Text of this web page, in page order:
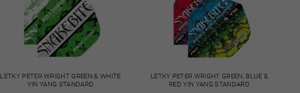
LETKY PETER WRIGHT GREEN & WHITE
YIN YANG STANDARD
LETKY PETER WRIGHT GREEN, BLUE &
RED YIN YANG STANDARD